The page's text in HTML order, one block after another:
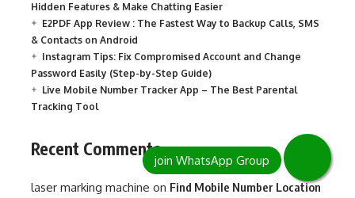
Hidden Features & Make Chatting Easier
E2PDF App Review : The Fastest Way to Backup Calls, SMS
& Contacts on Android
Instagram Tips: Fix Compromised Account and Change
Password Easily (Step-by-Step Guide)
Live Mobile Number Tracker App – The Best Parental
Tracking Tool
Recent Comments
laser marking machine on Find Mobile Number Location